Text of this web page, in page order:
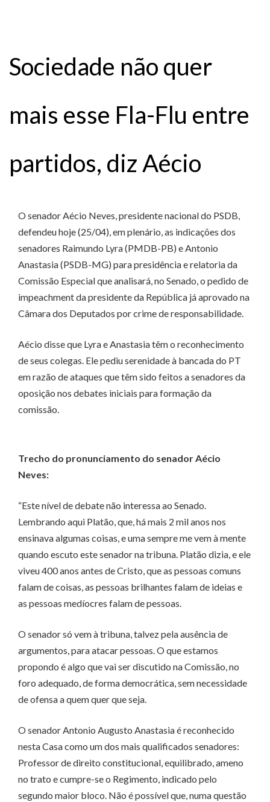
Sociedade não quer
mais esse Fla-Flu entre
partidos, diz Aécio
O senador Aécio Neves, presidente nacional do PSDB,
defendeu hoje (25/04), em plenário, as indicações dos
senadores Raimundo Lyra (PMDB-PB) e Antonio
Anastasia (PSDB-MG) para presidência e relatoria da
Comissão Especial que analisará, no Senado, o pedido de
impeachment da presidente da República já aprovado na
Câmara dos Deputados por crime de responsabilidade.
Aécio disse que Lyra e Anastasia têm o reconhecimento
de seus colegas. Ele pediu serenidade à bancada do PT
em razão de ataques que têm sido feitos a senadores da
oposição nos debates iniciais para formação da
comissão.
Trecho do pronunciamento do senador Aécio
Neves:
“Este nível de debate não interessa ao Senado.
Lembrando aqui Platão, que, há mais 2 mil anos nos
ensinava algumas coisas, e uma sempre me vem à mente
quando escuto este senador na tribuna. Platão dizia, e ele
viveu 400 anos antes de Cristo, que as pessoas comuns
falam de coisas, as pessoas brilhantes falam de ideias e
as pessoas medíocres falam de pessoas.
O senador só vem à tribuna, talvez pela ausência de
argumentos, para atacar pessoas. O que estamos
propondo é algo que vai ser discutido na Comissão, no
foro adequado, de forma democrática, sem necessidade
de ofensa a quem quer que seja.
O senador Antonio Augusto Anastasia é reconhecido
nesta Casa como um dos mais qualificados senadores:
Professor de direito constitucional, equilibrado, ameno
no trato e cumpre-se o Regimento, indicado pelo
segundo maior bloco. Não é possível que, numa questão